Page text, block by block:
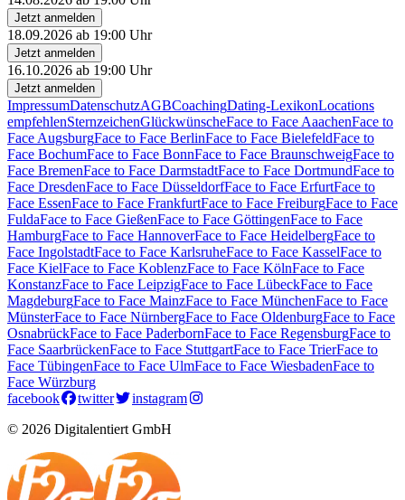
Jetzt anmelden
18.09.2026 ab 19:00 Uhr
Jetzt anmelden
16.10.2026 ab 19:00 Uhr
Jetzt anmelden
ImpressumDatenschutzAGBCoachingDating-LexikonLocations
empfehlenSternzeichenGlückwünscheFace to Face AaachenFace to
Face AugsburgFace to Face BerlinFace to Face BielefeldFace to
Face BochumFace to Face BonnFace to Face BraunschweigFace to
Face BremenFace to Face DarmstadtFace to Face DortmundFace to
Face DresdenFace to Face DüsseldorfFace to Face ErfurtFace to
Face EssenFace to Face FrankfurtFace to Face FreiburgFace to Face
FuldaFace to Face GießenFace to Face GöttingenFace to Face
HamburgFace to Face HannoverFace to Face HeidelbergFace to
Face IngolstadtFace to Face KarlsruheFace to Face KasselFace to
Face KielFace to Face KoblenzFace to Face KölnFace to Face
KonstanzFace to Face LeipzigFace to Face LübeckFace to Face
MagdeburgFace to Face MainzFace to Face MünchenFace to Face
MünsterFace to Face NürnbergFace to Face OldenburgFace to Face
OsnabrückFace to Face PaderbornFace to Face RegensburgFace to
Face SaarbrückenFace to Face StuttgartFace to Face TrierFace to
Face TübingenFace to Face UlmFace to Face WiesbadenFace to
Face Würzburg
facebook
twitter
instagram
© 2026 Digitalentiert GmbH